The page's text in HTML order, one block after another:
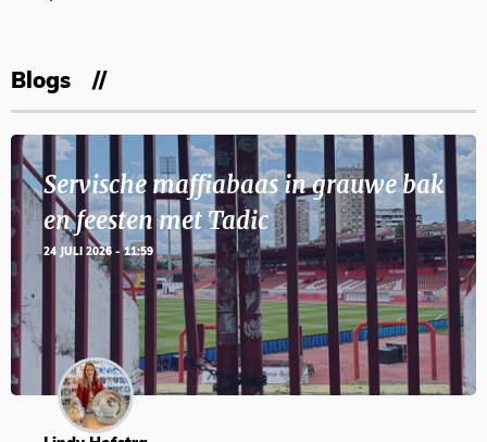
Blogs
Servische maffiabaas in grauwe bak
en feesten met Tadic
24 JULI 2026 - 11:59